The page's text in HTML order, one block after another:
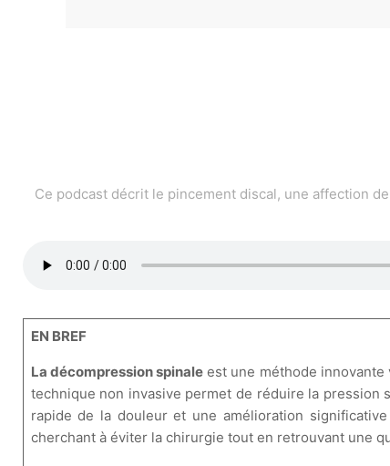
Ce podcast décrit le pincement discal, une affection
EN BREF
La décompression spinale est une méthode
technique non invasive permet de réduire la
rapide de la douleur et une amélioration
cherchant à éviter la chirurgie tout en retrouvant une